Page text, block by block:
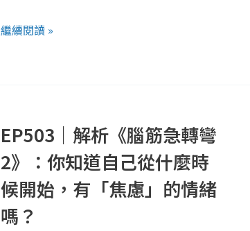
中
繼續閱讀 »
EP503｜解析《腦筋急轉彎
2》：你知道自己從什麼時
候開始，有「焦慮」的情緒
嗎？
解
析
《腦
筋
急